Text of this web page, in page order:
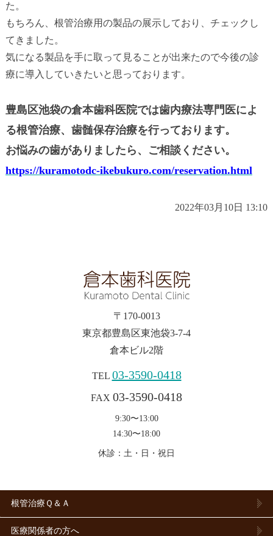
た。
もちろん、根管治療用の製品の展示しており、チェックし
てきました。
気になる製品を手に取って見ることが出来たので今後の診
療に導入していきたいと思っております。
豊島区池袋の倉本歯科医院では歯内療法専門医によ
る根管治療、歯髄保存治療を行っております。
お悩みの歯がありましたら、ご相談ください。
https://kuramotodc-ikebukuro.com/reservation.html
2022年03月10日 13:10
〒170-0013
東京都豊島区東池袋3-7-4
倉本ビル2階
TEL 03-3590-0418
FAX 03-3590-0418
9:30〜13:00
14:30〜18:00
休診：土・日・祝日
根管治療Ｑ＆Ａ
医療関係者の方へ